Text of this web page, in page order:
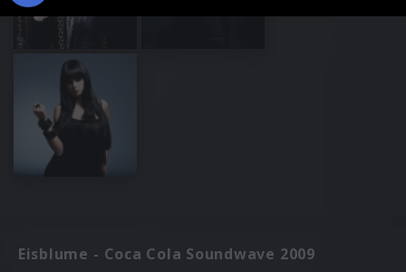
Eisblume - Coca Cola Soundwave 2009